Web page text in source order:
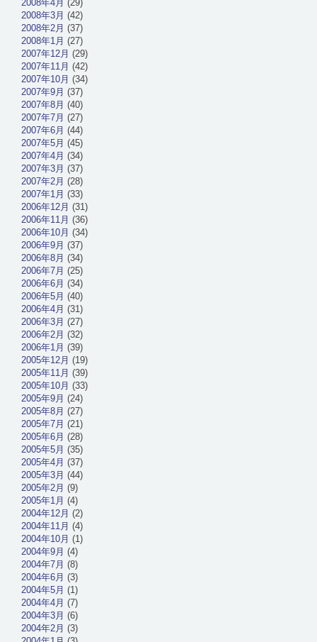
2008年4月 (29)
2008年3月 (42)
2008年2月 (37)
2008年1月 (27)
2007年12月 (29)
2007年11月 (42)
2007年10月 (34)
2007年9月 (37)
2007年8月 (40)
2007年7月 (27)
2007年6月 (44)
2007年5月 (45)
2007年4月 (34)
2007年3月 (37)
2007年2月 (28)
2007年1月 (33)
2006年12月 (31)
2006年11月 (36)
2006年10月 (34)
2006年9月 (37)
2006年8月 (34)
2006年7月 (25)
2006年6月 (34)
2006年5月 (40)
2006年4月 (31)
2006年3月 (27)
2006年2月 (32)
2006年1月 (39)
2005年12月 (19)
2005年11月 (39)
2005年10月 (33)
2005年9月 (24)
2005年8月 (27)
2005年7月 (21)
2005年6月 (28)
2005年5月 (35)
2005年4月 (37)
2005年3月 (44)
2005年2月 (9)
2005年1月 (4)
2004年12月 (2)
2004年11月 (4)
2004年10月 (1)
2004年9月 (4)
2004年7月 (8)
2004年6月 (3)
2004年5月 (1)
2004年4月 (7)
2004年3月 (6)
2004年2月 (3)